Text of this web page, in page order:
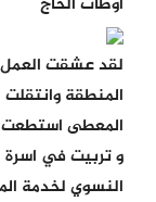
لقد عشقت العمل
المنطقة
المعطى استطعت
و تربيت في
النسوي لخدمة